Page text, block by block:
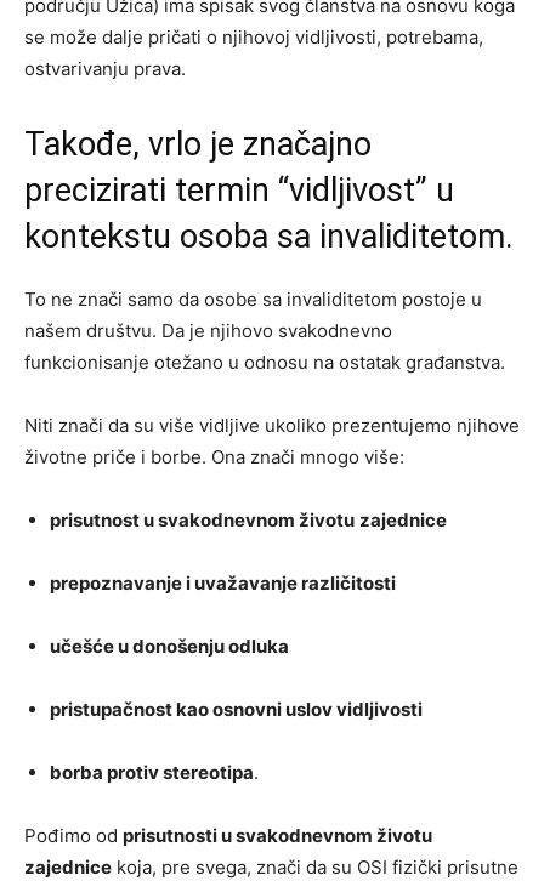
području Užica) ima spisak svog članstva na osnovu koga
se može dalje pričati o njihovoj vidljivosti, potrebama,
ostvarivanju prava.
Takođe, vrlo je značajno
precizirati termin “vidljivost” u
kontekstu osoba sa invaliditetom.
To ne znači samo da osobe sa invaliditetom postoje u
našem društvu. Da je njihovo svakodnevno
funkcionisanje otežano u odnosu na ostatak građanstva.
Niti znači da su više vidljive ukoliko prezentujemo njihove
životne priče i borbe. Ona znači mnogo više:
prisutnost u svakodnevnom životu zajednice
prepoznavanje i uvažavanje različitosti
učešće u donošenju odluka
pristupačnost kao osnovni uslov vidljivosti
borba protiv stereotipa.
Pođimo od prisutnosti u svakodnevnom životu
zajednice koja, pre svega, znači da su OSI fizički prisutne